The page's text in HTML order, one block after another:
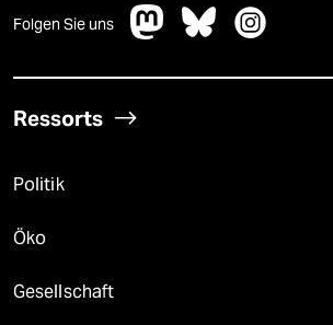
Folgen Sie uns
Ressorts
Politik
Öko
Gesellschaft